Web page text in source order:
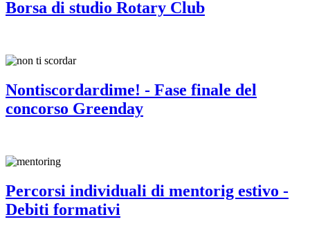
Borsa di studio Rotary Club
Nontiscordardime! - Fase finale del
concorso Greenday
Percorsi individuali di mentorig estivo -
Debiti formativi